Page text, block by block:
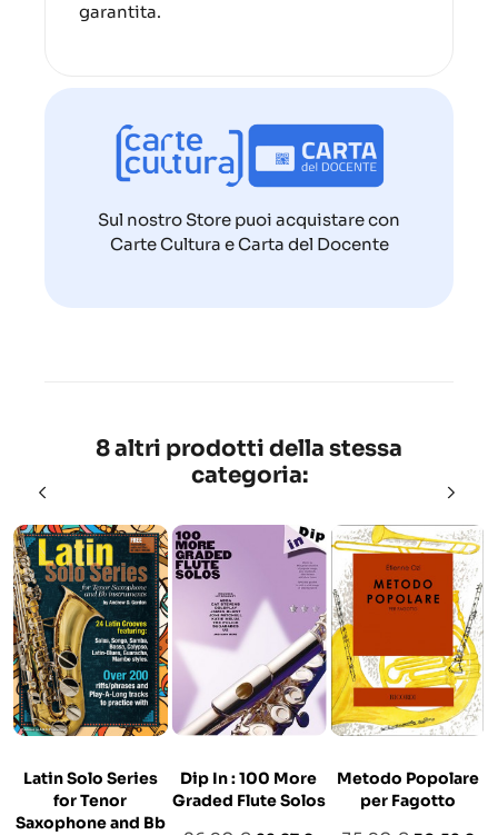
garantita.
Sul nostro Store puoi acquistare con
Carte Cultura e Carta del Docente
8 altri prodotti della stessa
categoria:
Latin Solo Series
for Tenor
Saxophone and Bb
Dip In : 100 More
Graded Flute Solos
Metodo Popolare
per Fagotto